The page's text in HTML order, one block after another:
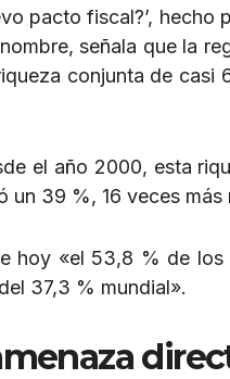
pacto fiscal?’,
señala que la
conjunta de casi
el año 2000, esta
un 39 %, 16 veces
hoy «el 53,8 % de los
37,3 % mundial».